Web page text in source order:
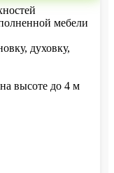
мебели
духовку,
высоте до 4 м